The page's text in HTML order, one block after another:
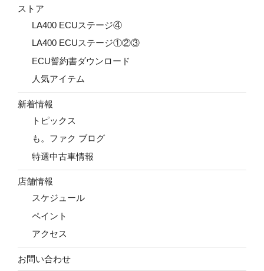
ストア
LA400 ECUステージ④
LA400 ECUステージ①②③
ECU誓約書ダウンロード
人気アイテム
新着情報
トピックス
も。ファク ブログ
特選中古車情報
店舗情報
スケジュール
ペイント
アクセス
お問い合わせ